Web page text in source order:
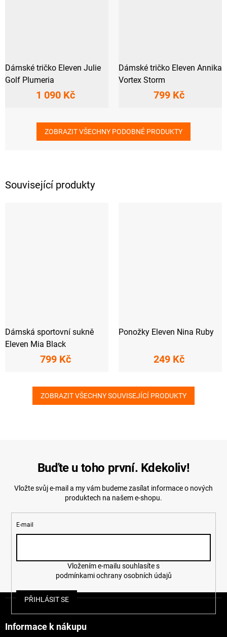
Související produkty
Dámská sportovní sukně
Eleven Mia Black
799 Kč
Ponožky Eleven Nina Ruby
249 Kč
ZOBRAZIT VŠECHNY SOUVISEJÍCÍ PRODUKTY
Dámské tričko Eleven Julie
Golf Plumeria
1 090 Kč
Dámské tričko Eleven Annika
Vortex Storm
799 Kč
ZOBRAZIT VŠECHNY PODOBNÉ PRODUKTY
Buďte u toho první. Kdekoliv!
Vložte svůj e-mail a my vám budeme zasílat informace o nových
produktech na našem e-shopu.
E-mail
podmínkami ochrany osobních údajů
PŘIHLÁSIT SE
Informace k nákupu